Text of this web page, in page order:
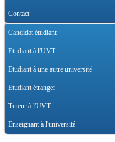
Contact
Candidat étudiant
Etudiant à l'UVT
Etudiant à une autre université
Etudiant étranger
Tuteur à l'UVT
Enseignant à l'université